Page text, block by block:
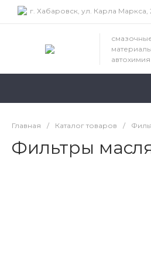
г. Хабаровск, ул. Карла Маркса,
Главная / Каталог товаров /
Фильтры